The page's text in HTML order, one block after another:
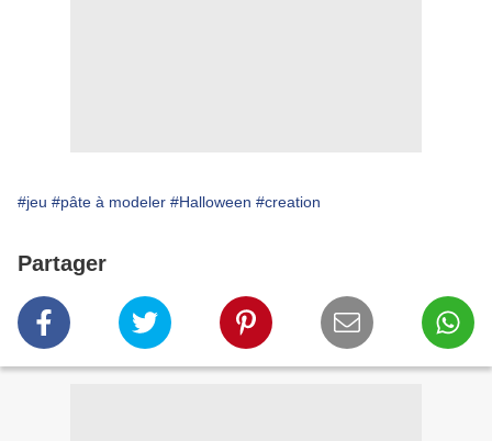
#jeu #pâte à modeler #Halloween #creation
Partager